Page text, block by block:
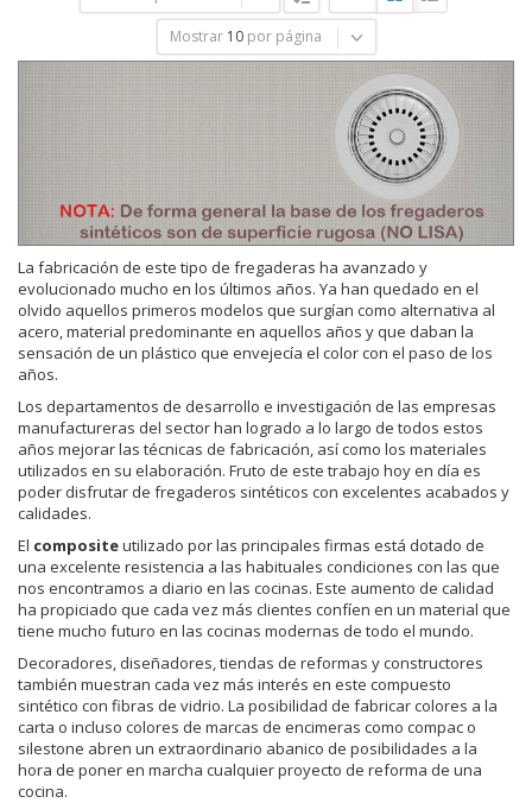
Mostrar 10 por página
La fabricación de este tipo de fregaderas ha avanzado y
evolucionado mucho en los últimos años. Ya han quedado en el
olvido aquellos primeros modelos que surgían como alternativa al
acero, material predominante en aquellos años y que daban la
sensación de un plástico que envejecía el color con el paso de los
años.
Los departamentos de desarrollo e investigación de las empresas
manufactureras del sector han logrado a lo largo de todos estos
años mejorar las técnicas de fabricación, así como los materiales
utilizados en su elaboración. Fruto de este trabajo hoy en día es
poder disfrutar de fregaderos sintéticos con excelentes acabados y
calidades.
El compositeutilizado por las principales firmas está dotado de
una excelente resistencia a las habituales condiciones con las que
nos encontramos a diario en las cocinas. Este aumento de calidad
ha propiciado que cada vez más clientes confíen en un material que
tiene mucho futuro en las cocinas modernas de todo el mundo.
Decoradores, diseñadores, tiendas de reformas y constructores
también muestran cada vez más interés en este compuesto
sintético con fibras de vidrio. La posibilidad de fabricar colores a la
carta o incluso colores de marcas de encimeras como compac o
silestone abren un extraordinario abanico de posibilidades a la
hora de poner en marcha cualquier proyecto de reforma de una
cocina.